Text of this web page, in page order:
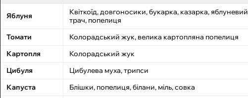
Яблуня
Квіткоїд, довгоносики, букарка, казарка, яблуневий
трач, попелиця
Томати Колорадський жук, велика картопляна попелиця
Картопля
Колорадський жук
Цибуля
Цибулева муха, трипси
Капуста
Блішки, попелиця, білани, міль, совка